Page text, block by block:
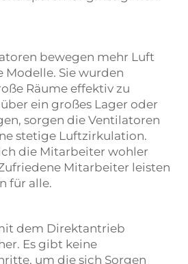
bewegen mehr Luft
Modelle. Sie wurden
Räume effektiv zu
ein großes Lager oder
sorgen die Ventilatoren
stetige Luftzirkulation.
die Mitarbeiter wohler
Mitarbeiter leisten
für alle.
dem Direktantrieb
Es gibt keine
um die sich Sorgen